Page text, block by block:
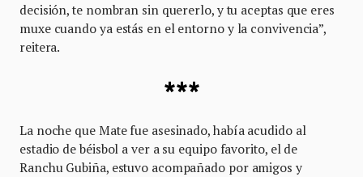
decisión, te nombran sin quererlo, y tu aceptas que eres
muxe cuando ya estás en el entorno y la convivencia”,
reitera.
***
La noche que Mate fue asesinado, había acudido al
estadio de béisbol a ver a su equipo favorito, el de
Ranchu Gubiña, estuvo acompañado por amigos y